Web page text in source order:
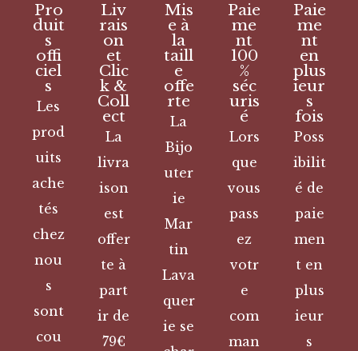
Pro
duit
s
offi
ciel
s
Les
prod
uits
ache
tés
chez
nou
s
sont
cou
Liv
rais
on
et
Clic
k &
Coll
ect
La
livra
ison
est
offer
te à
part
ir de
79€
Mis
e à
la
taill
e
offe
rte
La
Bijo
uter
ie
Mar
tin
Lava
quer
ie se
Paie
me
nt
100
%
séc
uris
é
Lors
que
vous
pass
ez
votr
e
com
man
Paie
me
nt
en
plus
ieur
s
fois
Poss
ibilit
é de
paie
men
t en
plus
ieur
s